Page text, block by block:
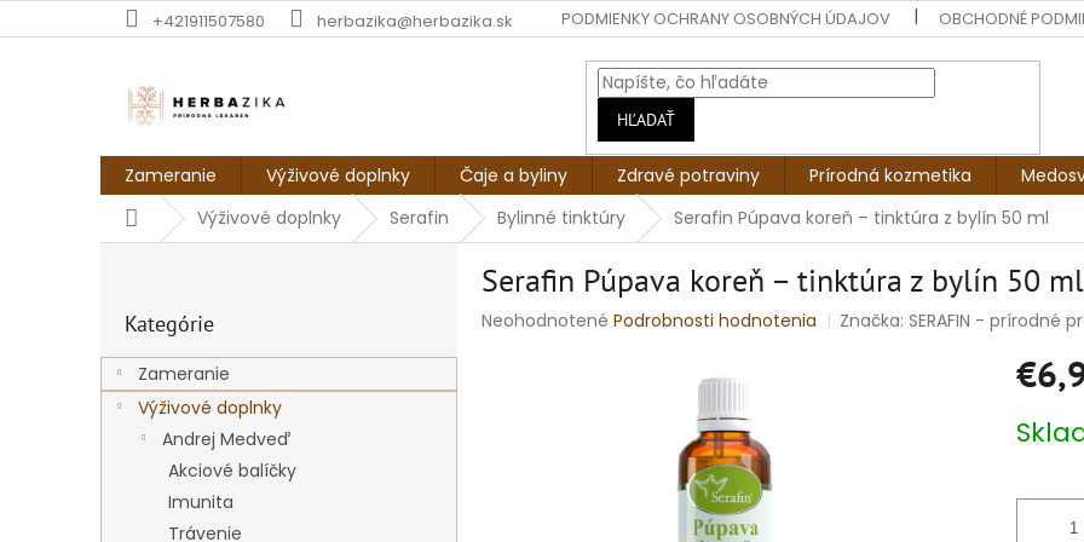
na
+421911507580 herbazika@herbazika.sk PODMIENKY OCHRANY OSOBNÝCH ÚDAJOV OBCHODNÉ
HĽADAŤ
Zameranie Výživové doplnky Čaje a byliny Zdravé potraviny Prírodná kozmetika
DomovVýživové doplnky Serafin Bylinné tinktúry Serafin Púpava koreň – tinktúra z bylín 50 ml
ý
p
kategórie
Kategórie
Zameranie
Výživové doplnky
Andrej Medveď
Akciové balíčky
Imunita
Trávenie
Serafin Púpava koreň – tinktúra z bylín 50 ml
Priemerné
Neohodnotené Podrobnosti hodnotenia Značka:SERAFIN - prírodné
cena: